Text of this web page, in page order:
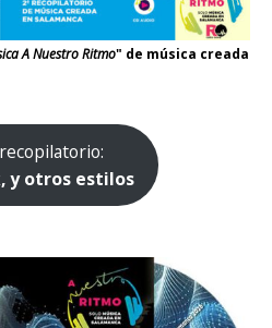
A Nuestro Ritmo" de música creada
y otros estilos